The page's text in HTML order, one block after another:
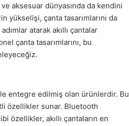
aksesuar dünyasında da kendini
yükselişi, çanta tasarımlarını da
atarak akıllı çantalar
çanta tasarımlarını, bu
ile entegre edilmiş olan ürünlerdir. Bu
özellikler sunar. Bluetooth
özellikler, akıllı çantaların en